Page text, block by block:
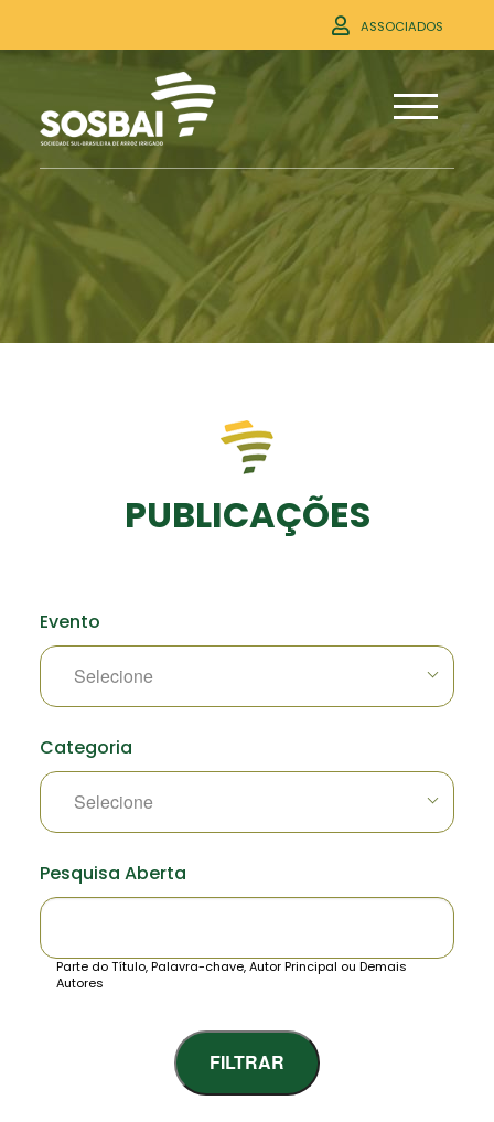
ASSOCIADOS
PUBLICAÇÕES
Evento
Categoria
Pesquisa Aberta
Parte do Título, Palavra-chave, Autor Principal ou Demais
Autores
FILTRAR